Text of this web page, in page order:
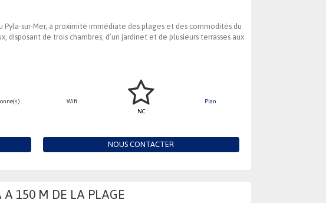
sur-Mer, à proximité immédiate des plages et des commodités du
disposant de trois chambres, d’un jardinet et de plusieurs terrasses aux
Wifi
NC
Plan
NOUS CONTACTER
150 M DE LA PLAGE